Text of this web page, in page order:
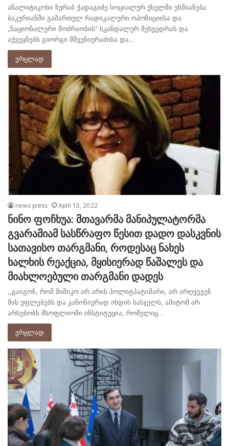
ანალიტიკოსი ზურაბ ქადაგიძე სოციალურ ქსელში ეხმიანება
ბაკურიანში გამართულ რადიკალური ოპოზიციისა და
„ნაციონალური მოძრაობის“ სკანდალურ შეხვედრას და
აქვეყნებს გიორგი მშვენიერაძისა და…
ვრცლად
news press April 13, 2022
ნინო ფოჩხუა: მთავარმა მანიპულატორმა
გვარამიამ სასწრაფო წესით დადო დასკვნის
სათავისო თარგმანი, როდესაც ნახეს
ხალხის რეაქცია, მყისიერად წაშალეს და
მიახლოებული თარგმანი დადეს
,,გაიგონ, რომ მიშიკო არ არის პოლიტპატიმარი, არ არღვევენ
მის უფლებებს და კანონიერად იხდის სასჯელს, ამიტომ არ
არსებობს მსოფლიოში ინსტიტუცია, რომელიც…
ვრცლად